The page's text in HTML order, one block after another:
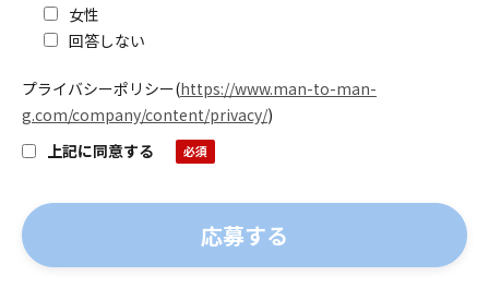
女性
回答しない
プライバシーポリシー(https://www.man-to-man-
g.com/company/content/privacy/)
上記に同意する